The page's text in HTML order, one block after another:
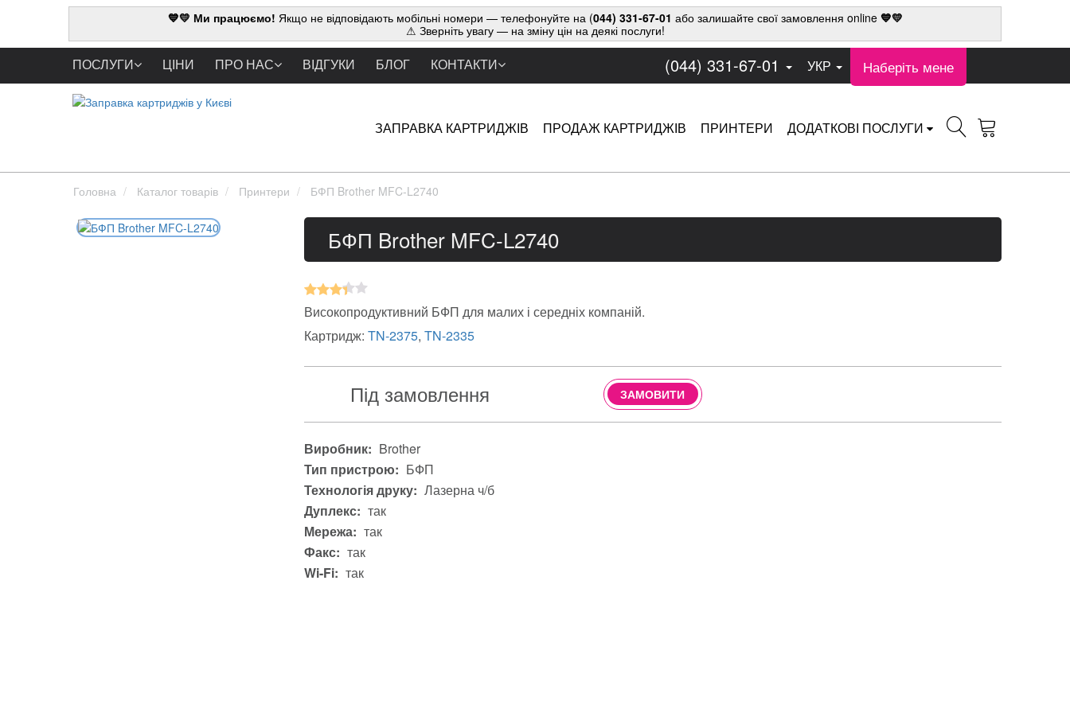
💙💛 Ми працюємо! Якщо не відповідають мобільні номери — телефонуйте на (044) 331-67-01 або залишайте свої замовлення online💙💛
⚠ Зверніть увагу — на зміну цін на деякі послуги!
ПОСЛУГИ ЦІНИ ПРО НАС ВІДГУКИ БЛОГ КОНТАКТИ (044) 331-67-01 УКР Наберіть мене
ЗАПРАВКА КАРТРИДЖІВ ПРОДАЖ КАРТРИДЖІВ ПРИНТЕРИ ДОДАТКОВІ ПОСЛУГИ
Головна Каталог товарів Принтери БФП Brother MFC-L2740
БФП Brother MFC-L2740
Високопродуктивний БФП для малих і середніх компаній.
Картридж: TN-2375, TN-2335
Під замовлення ЗАМОВИТИ
Виробник: Brother
Тип пристрою: БФП
Технологія друку: Лазерна ч/б
Дуплекс: так
Мережа: так
Факс: так
Wi-Fi: так